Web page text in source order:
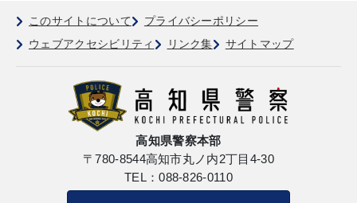
このサイトについて
プライバシーポリシー
ウェブアクセシビリティ
リンク集 サイトマップ
高知県警察本部
〒780-8544高知市丸ノ内2丁目4-30
TEL：088-826-0110